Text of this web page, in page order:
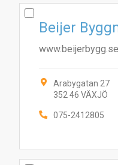
Beijer
www.beijerbygg.se
Arabygatan 27
352 46 VÄXJÖ
075-2412805